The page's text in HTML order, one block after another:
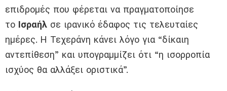
επιδρομές που φέρεται να πραγματοποίησε
το Ισραήλ σε ιρανικό έδαφος τις τελευταίες
ημέρες. Η Τεχεράνη κάνει λόγο για “δίκαιη
αντεπίθεση” και υπογραμμίζει ότι “η ισορροπία
ισχύος θα αλλάξει οριστικά”.